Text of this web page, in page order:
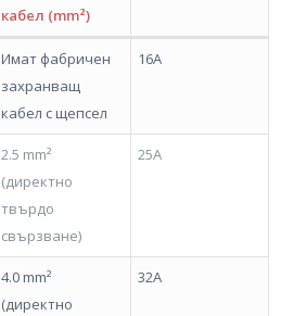
кабел (mm²)
Имат фабричен
захранващ
кабел с щепсел
16A
2.5 mm²
(директно
твърдо
свързване)
25A
4.0 mm²
(директно
32A